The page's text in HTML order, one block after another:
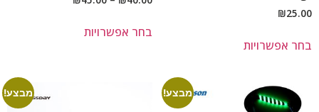
₪25.00
בחר אפשרויות
בחר אפשרויות
מבצע! מבצע!